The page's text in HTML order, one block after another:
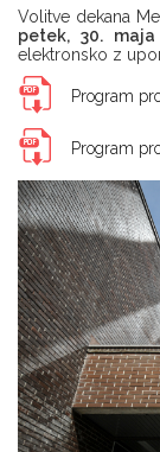
Volitve dekana
petek, 30.
elektronsko z
Program
Program